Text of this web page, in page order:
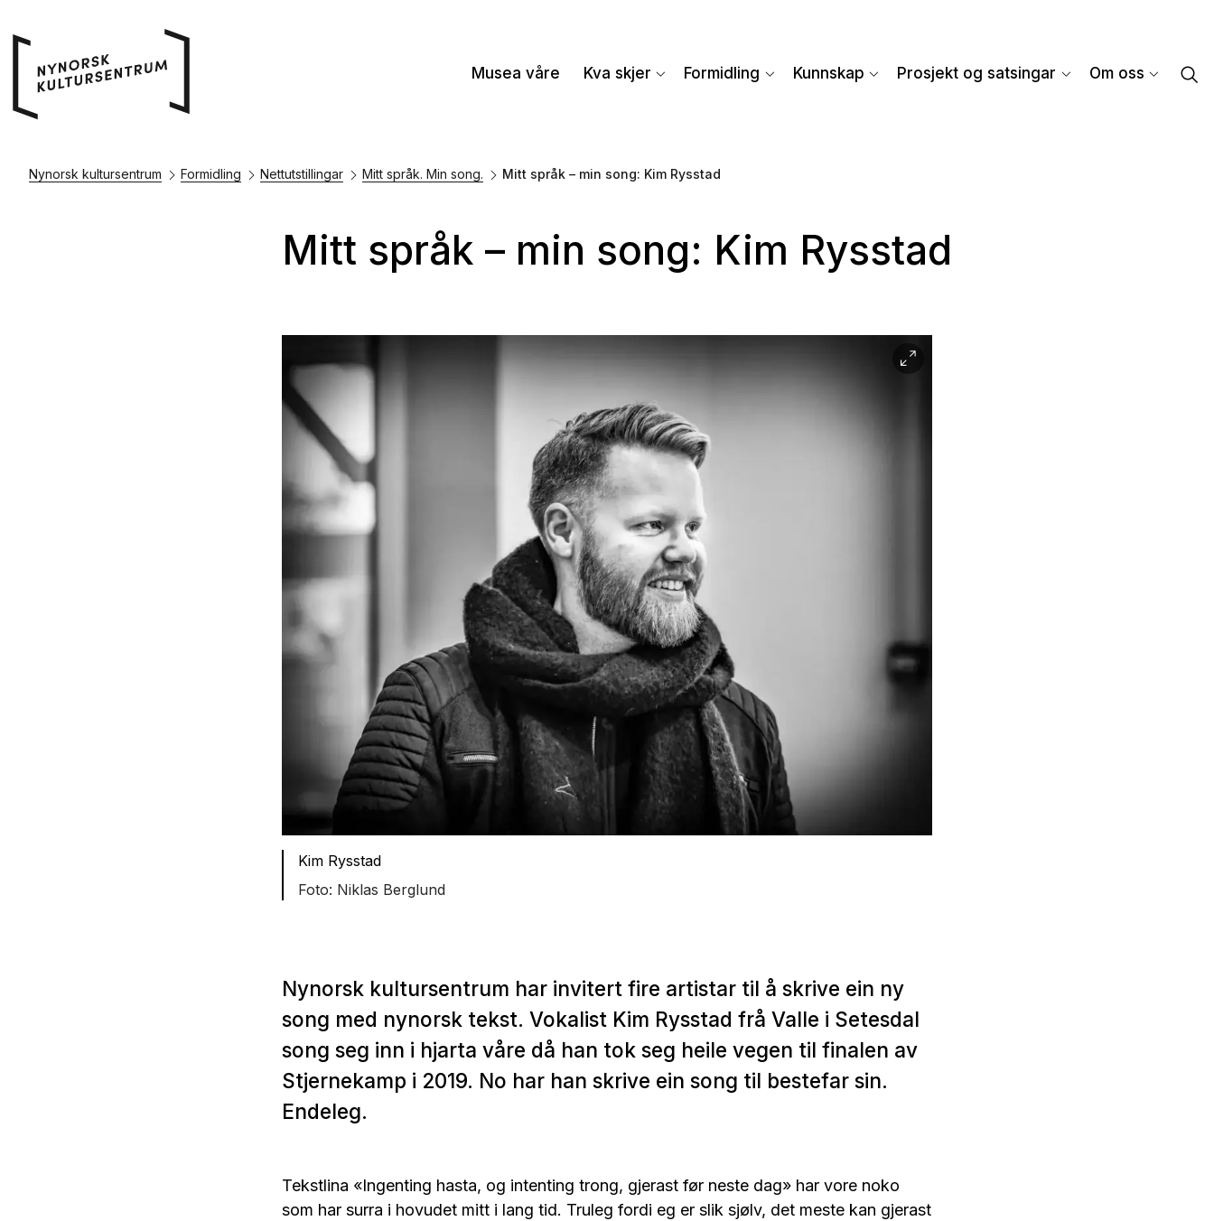
Musea våre Kva skjer Formidling Kunnskap Prosjekt og satsingar Om oss
Nynorsk kultursentrum Formidling Nettutstillingar Mitt språk. Min song. Mitt språk – min song: Kim Rysstad
Mitt språk – min song: Kim Rysstad
Kim Rysstad
Niklas Berglund
Nynorsk kultursentrum har invitert fire artistar til å skrive ein ny
song med nynorsk tekst. Vokalist Kim Rysstad frå Valle i Setesdal
song seg inn i hjarta våre då han tok seg heile vegen til finalen av
Stjernekamp i 2019. No har han skrive ein song til bestefar sin.
Endeleg.
Tekstlina «Ingenting hasta, og intenting trong, gjerast før neste dag» har vore noko
som har surra i hovudet mitt i lang tid. Truleg fordi eg er slik sjølv, det meste kan gjerast